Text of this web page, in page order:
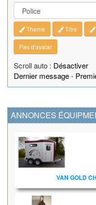
Theme Titre
Pas d'avatar
Scroll auto : Désactiver
Dernier message-
ANNONCES
VAN GOLD